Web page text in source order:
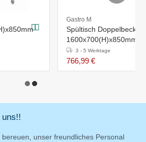
Gastro M
Spültisch Doppelbecken
1600x700(H)x850mm
3 - 5 Werktage
766,99 €
uns!!
unser freundliches Personal